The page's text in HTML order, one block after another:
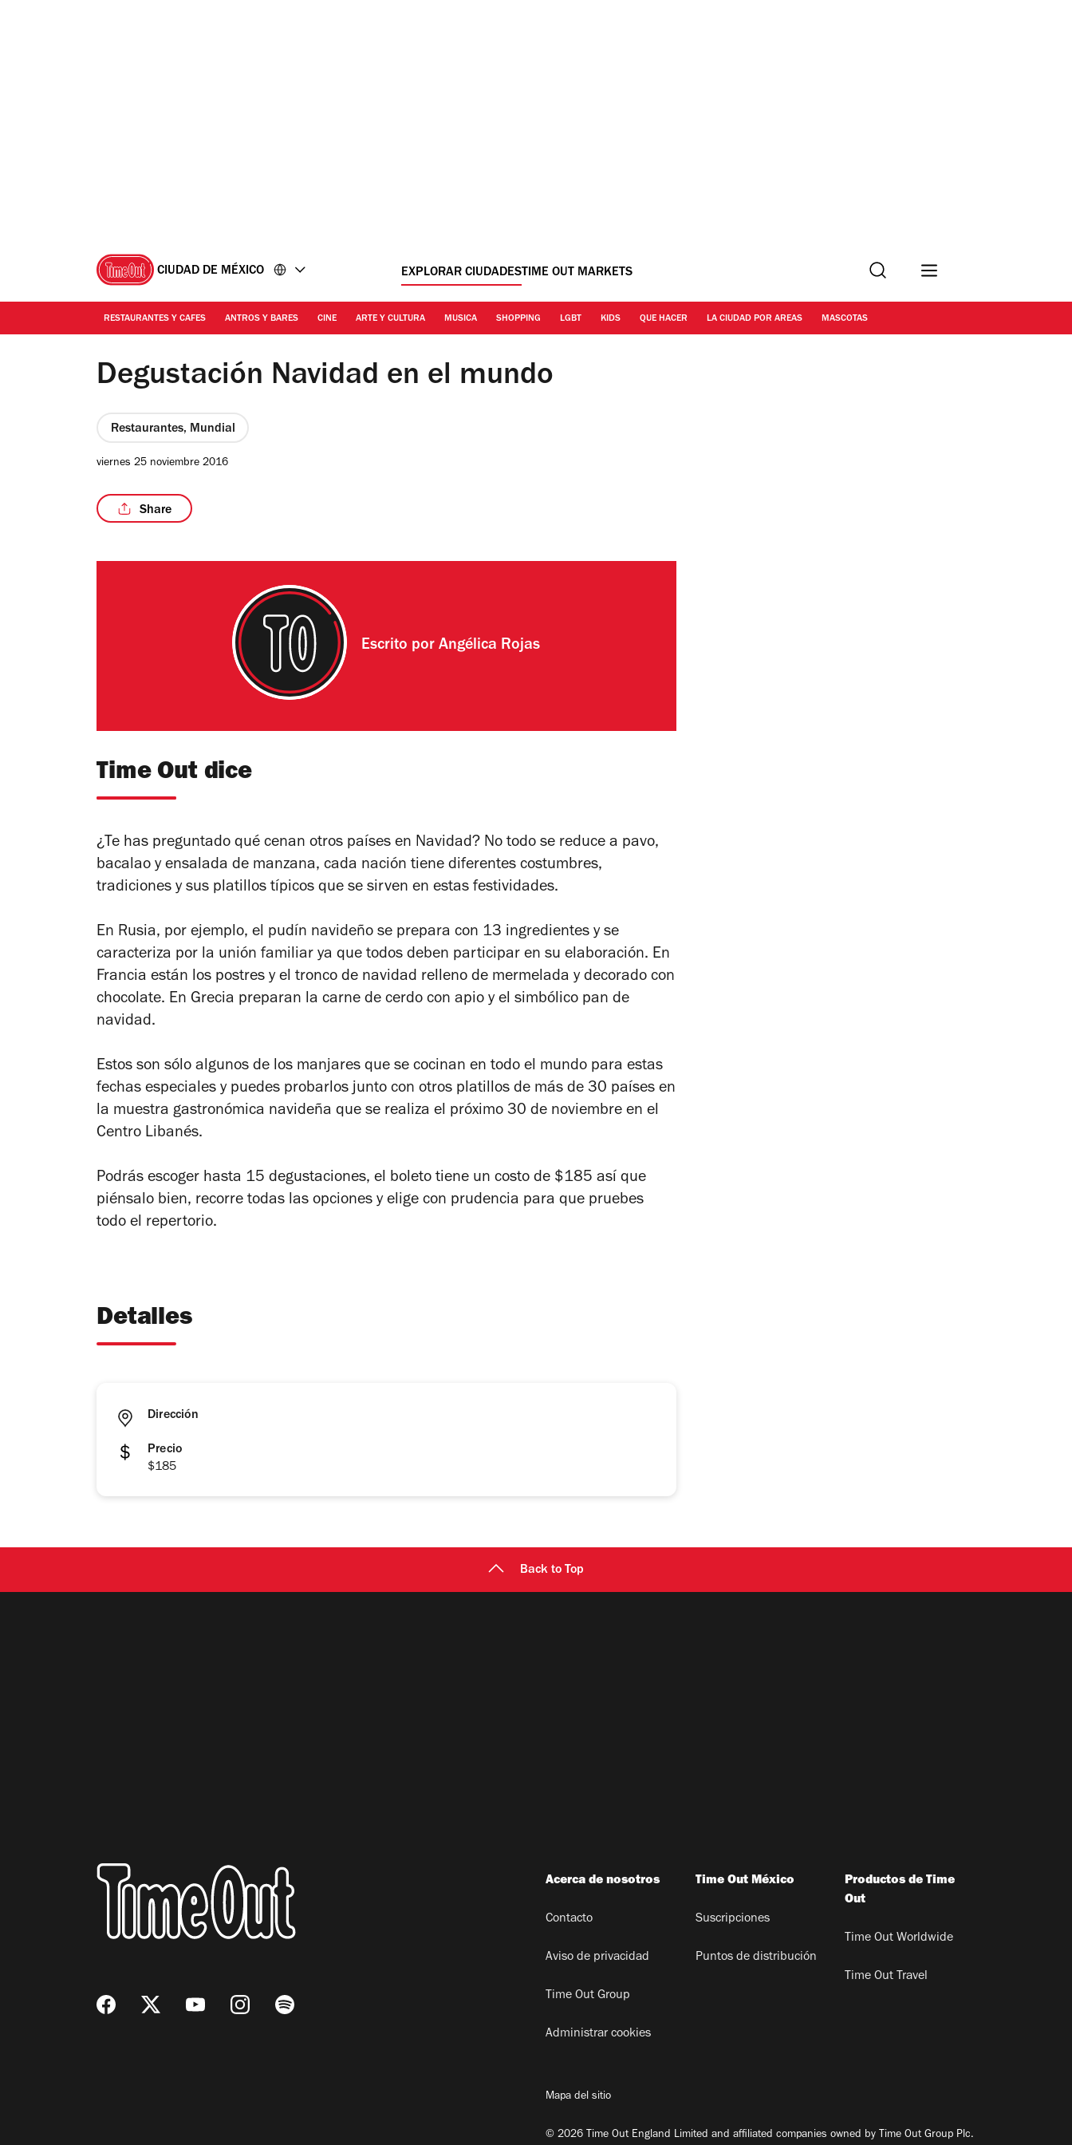
CIUDAD DE MÉXICO EXPLORAR CIUDADESTIME OUT MARKETS Buscar
RESTAURANTES Y CAFES ANTROS Y BARES CINE ARTE Y CULTURA MUSICA SHOPPING LGBT KIDS QUE HACER LA CIUDAD POR AREAS MASCOTAS
Degustación Navidad en el mundo
Restaurantes, Mundial
viernes 25 noviembre 2016
Share
Escrito porAngélica Rojas
Time Out dice
¿Te has preguntado qué cenan otros países en Navidad? No todo se reduce a pavo,
bacalao y ensalada de manzana, cada nación tiene diferentes costumbres,
tradiciones y sus platillos típicos que se sirven en estas festividades.
En Rusia, por ejemplo, el pudín navideño se prepara con 13 ingredientes y se
caracteriza por la unión familiar ya que todos deben participar en su elaboración. En
Francia están los postres y el tronco de navidad relleno de mermelada y decorado con
chocolate. En Grecia preparan la carne de cerdo con apio y el simbólico pan de
navidad.
Estos son sólo algunos de los manjares que se cocinan en todo el mundo para estas
fechas especiales y puedes probarlos junto con otros platillos de más de 30 países en
la muestra gastronómica navideña que se realiza el próximo 30 de noviembre en el
Centro Libanés.
Podrás escoger hasta 15 degustaciones, el boleto tiene un costo de $185 así que
piénsalo bien, recorre todas las opciones y elige con prudencia para que pruebes
todo el repertorio.
Detalles
Dirección
Precio
$185
Back to Top
Acerca de nosotros
Contacto
Aviso de privacidad
Time Out Group
Administrar cookies
Time Out México
Suscripciones
Puntos de distribución
Productos de Time
Out
Time Out Worldwide
Time Out Travel
Mapa del sitio
© 2026 Time Out England Limited and affiliated companies owned by Time Out Group Plc.